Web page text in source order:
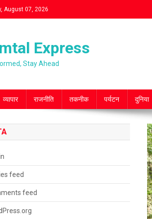
August 07, 2026
Express
Stay Ahead
व्यापार राजनीति तकनीक पर्यटन दुनिया
feed
feed